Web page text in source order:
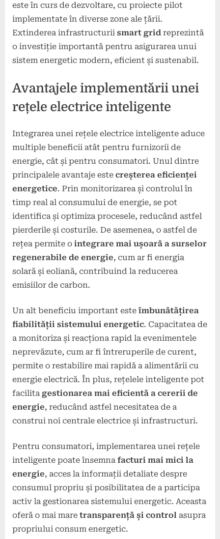
este în curs de dezvoltare, cu proiecte pilot
implementate în diverse zone ale țării.
Extinderea infrastructurii smart grid reprezintă
o investiție importantă pentru asigurarea unui
sistem energetic modern, eficient și sustenabil.
Avantajele implementării unei
rețele electrice inteligente
Integrarea unei rețele electrice inteligente aduce
multiple beneficii atât pentru furnizorii de
energie, cât și pentru consumatori. Unul dintre
principalele avantaje este creșterea eficienței
energetice. Prin monitorizarea și controlul în
timp real al consumului de energie, se pot
identifica și optimiza procesele, reducând astfel
pierderile și costurile. De asemenea, o astfel de
rețea permite o integrare mai ușoară a surselor
regenerabile de energie, cum ar fi energia
solară și eoliană, contribuind la reducerea
emisiilor de carbon.
Un alt beneficiu important este îmbunătățirea
fiabilității sistemului energetic. Capacitatea de
a monitoriza și reacționa rapid la evenimentele
neprevăzute, cum ar fi întreruperile de curent,
permite o restabilire mai rapidă a alimentării cu
energie electrică. În plus, rețelele inteligente pot
facilita gestionarea mai eficientă a cererii de
energie, reducând astfel necesitatea de a
construi noi centrale electrice și infrastructuri.
Pentru consumatori, implementarea unei rețele
inteligente poate însemna facturi mai mici la
energie, acces la informații detaliate despre
consumul propriu și posibilitatea de a participa
activ la gestionarea sistemului energetic. Aceasta
oferă o mai mare transparență și control asupra
propriului consum energetic.